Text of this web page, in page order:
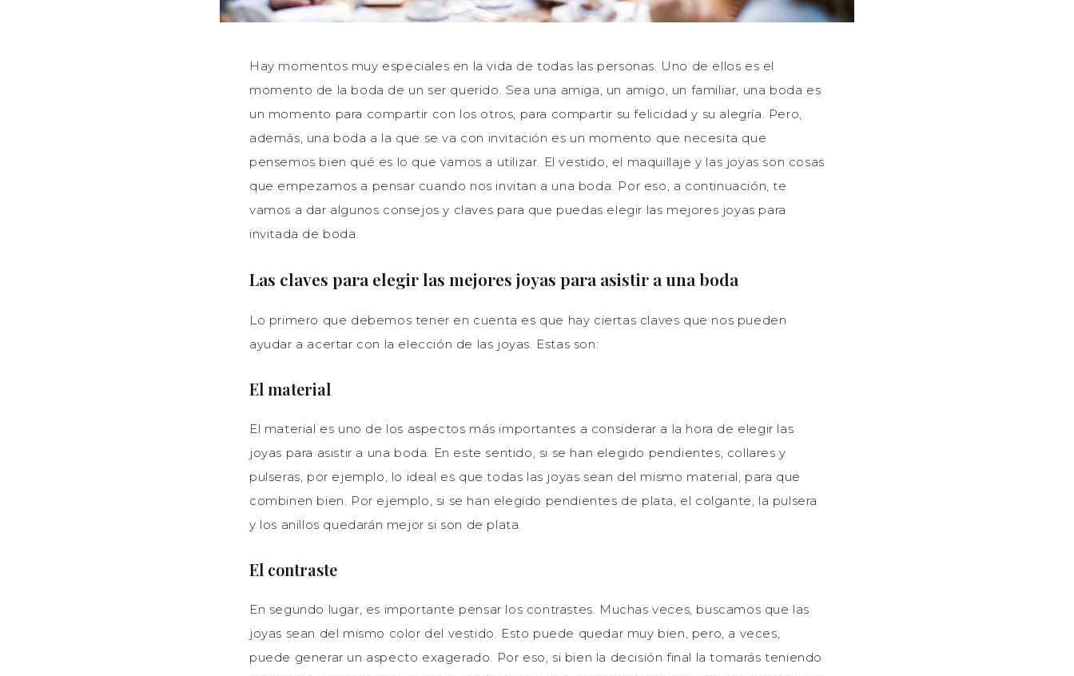
Hay momentos muy especiales en la vida de todas las personas. Uno de ellos es el
momento de la boda de un ser querido. Sea una amiga, un amigo, un familiar, una boda es
un momento para compartir con los otros, para compartir su felicidad y su alegría. Pero,
además, una boda a la que se va con invitación es un momento que necesita que
pensemos bien qué es lo que vamos a utilizar. El vestido, el maquillaje y las joyas son cosas
que empezamos a pensar cuando nos invitan a una boda. Por eso, a continuación, te
vamos a dar algunos consejos y claves para que puedas elegir las mejores joyas para
invitada de boda.
Las claves para elegir las mejores joyas para asistir a una boda
Lo primero que debemos tener en cuenta es que hay ciertas claves que nos pueden
ayudar a acertar con la elección de las joyas. Estas son:
El material
El material es uno de los aspectos más importantes a considerar a la hora de elegir las
joyas para asistir a una boda. En este sentido, si se han elegido pendientes, collares y
pulseras, por ejemplo, lo ideal es que todas las joyas sean del mismo material, para que
combinen bien. Por ejemplo, si se han elegido pendientes de plata, el colgante, la pulsera
y los anillos quedarán mejor si son de plata.
El contraste
En segundo lugar, es importante pensar los contrastes. Muchas veces, buscamos que las
joyas sean del mismo color del vestido. Esto puede quedar muy bien, pero, a veces,
puede generar un aspecto exagerado. Por eso, si bien la decisión final la tomarás teniendo